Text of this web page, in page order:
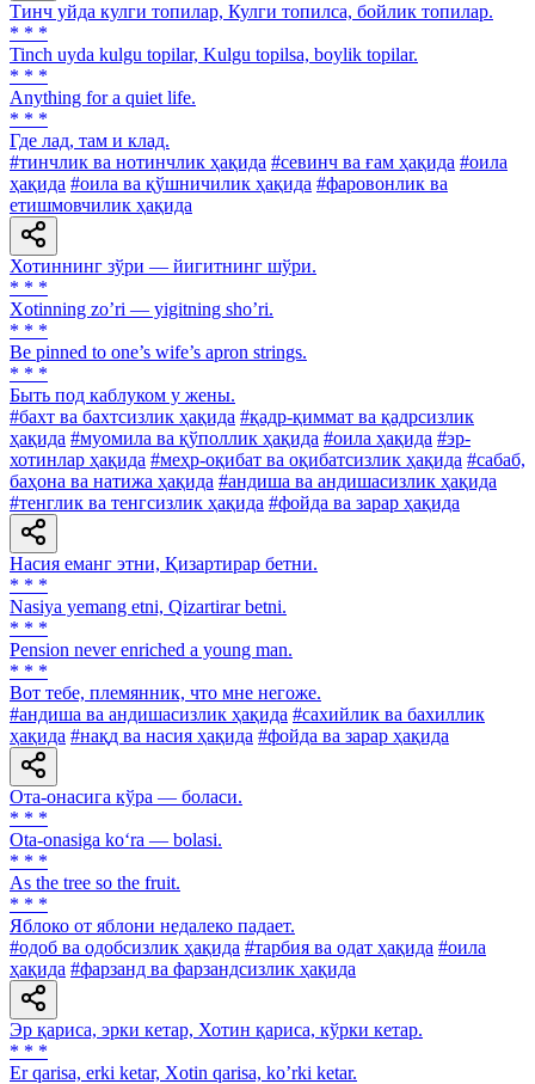
Тинч уйда кулги топилар, Кулги топилса, бойлик топилар.
* * *
Tinch uyda kulgu topilar, Kulgu topilsa, boylik topilar.
* * *
Anything for a quiet life.
* * *
Где лад, там и клад.
#тинчлик ва нотинчлик ҳақида #севинч ва ғам ҳақида #оила
ҳақида #оила ва қўшничилик ҳақида #фаровонлик ва
етишмовчилик ҳақида
Хотиннинг зўри — йигитнинг шўри.
* * *
Xotinning zoʼri — yigitning shoʼri.
* * *
Be pinned to one’s wife’s apron strings.
* * *
Быть под каблуком у жены.
#бахт ва бахтсизлик ҳақида #қадр-қиммат ва қадрсизлик
ҳақида #муомила ва қўполлик ҳақида #оила ҳақида #эр-
хотинлар ҳақида #меҳр-оқибат ва оқибатсизлик ҳақида #сабаб,
баҳона ва натижа ҳақида #андиша ва андишасизлик ҳақида
#тенглик ва тенгсизлик ҳақида #фойда ва зарар ҳақида
Насия еманг этни, Қизартирар бетни.
* * *
Nasiya yemang etni, Qizartirar betni.
* * *
Pension never enriched a young man.
* * *
Вот тебе, племянник, что мне негоже.
#андиша ва андишасизлик ҳақида #сахийлик ва бахиллик
ҳақида #нақд ва насия ҳақида #фойда ва зарар ҳақида
Ота-онасига кўра — боласи.
* * *
Ota-onasiga ko‘ra — bolasi.
* * *
As the tree so the fruit.
* * *
Яблоко от яблони недалеко падает.
#одоб ва одобсизлик ҳақида #тарбия ва одат ҳақида #оила
ҳақида #фарзанд ва фарзандсизлик ҳақида
Эр қариса, эрки кетар, Хотин қариса, кўрки кетар.
* * *
Er qarisa, erki ketar, Xotin qarisa, koʼrki ketar.